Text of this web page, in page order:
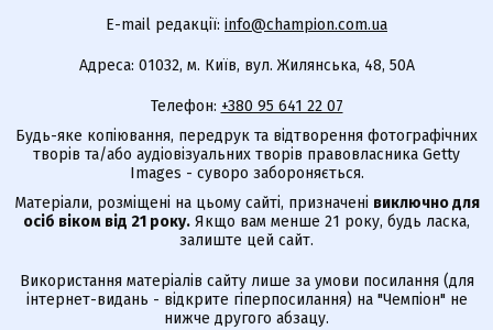
E-mail редакції: info@champion.com.ua
Адреса: 01032, м. Київ, вул. Жилянська, 48, 50А
Телефон: +380 95 641 22 07
Будь-яке копіювання, передрук та відтворення фотографічних
творів та/або аудіовізуальних творів правовласника Getty
Images - суворо забороняється.
Матеріали, розміщені на цьому сайті, призначені виключно для
осіб віком від 21 року. Якщо вам менше 21 року, будь ласка,
залиште цей сайт.
Використання матеріалів сайту лише за умови посилання (для
інтернет-видань - відкрите гіперпосилання) на "Чемпіон" не
нижче другого абзацу.